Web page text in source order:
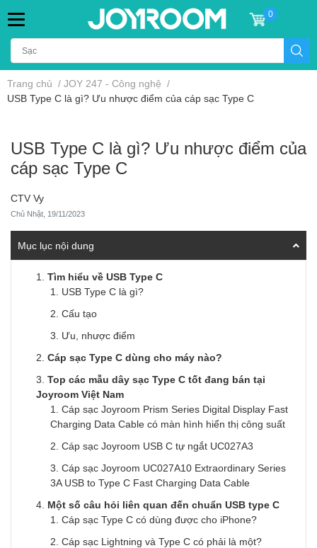
0
Trang chủ / JOY 247 - Công nghệ /
USB Type C là gì? Ưu nhược điểm của cáp sạc Type C
USB Type C là gì? Ưu nhược điểm của
cáp sạc Type C
CTV Vy
Chủ Nhật, 19/11/2023
Mục lục nội dung
Tìm hiểu về USB Type C
USB Type C là gì?
Cấu tạo
Ưu, nhược điểm
Cáp sạc Type C dùng cho máy nào?
Top các mẫu dây sạc Type C tốt đang bán tại
Joyroom Việt Nam
Cáp sạc Joyroom Prism Series Digital Display Fast
Charging Data Cable có màn hình hiển thị công suất
Cáp sạc Joyroom USB C tự ngắt UC027A3
Cáp sạc Joyroom UC027A10 Extraordinary Series
3A USB to Type C Fast Charging Data Cable
Một số câu hỏi liên quan đến chuẩn USB type C
Cáp sạc Type C có dùng được cho iPhone?
Cáp sạc Lightning và Type C có phải là một?